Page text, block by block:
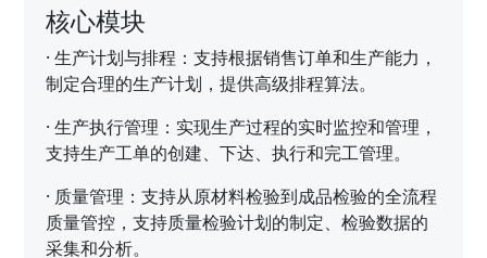
核心模块
·生产计划与排程：支持根据销售订单和生产能力，
制定合理的生产计划，提供高级排程算法。
·生产执行管理：实现生产过程的实时监控和管理，
支持生产工单的创建、下达、执行和完工管理。
· 质量管理：支持从原材料检验到成品检验的全流程
质量管控，支持质量检验计划的制定、检验数据的
采集和分析。